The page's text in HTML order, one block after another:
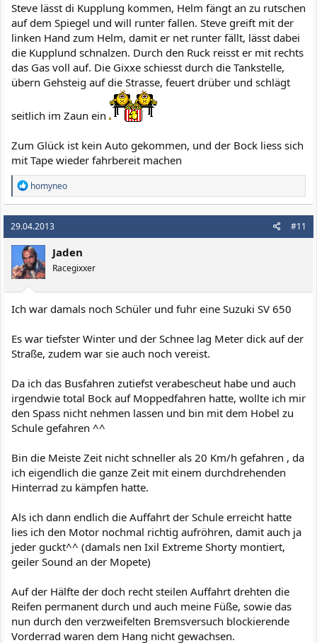
Steve lässt di Kupplung kommen, Helm fängt an zu rutschen
auf dem Spiegel und will runter fallen. Steve greift mit der
linken Hand zum Helm, damit er net runter fällt, lässt dabei
die Kupplund schnalzen. Durch den Ruck reisst er mit rechts
das Gas voll auf. Die Gixxe schiesst durch die Tankstelle,
übern Gehsteig auf die Strasse, feuert drüber und schlägt
seitlich im Zaun ein
Zum Glück ist kein Auto gekommen, und der Bock liess sich
mit Tape wieder fahrbereit machen
R
e
a
k
t
i
o
n
e
n
homyneo
29.04.2013 #11
Jaden
Racegixxer
Ich war damals noch Schüler und fuhr eine Suzuki SV 650
Es war tiefster Winter und der Schnee lag Meter dick auf der
Straße, zudem war sie auch noch vereist.
Da ich das Busfahren zutiefst verabescheut habe und auch
irgendwie total Bock auf Moppedfahren hatte, wollte ich mir
den Spass nicht nehmen lassen und bin mit dem Hobel zu
Schule gefahren ^^
Bin die Meiste Zeit nicht schneller als 20 Km/h gefahren , da
ich eigendlich die ganze Zeit mit einem durchdrehenden
Hinterrad zu kämpfen hatte.
Als ich dann endlich die Auffahrt der Schule erreicht hatte
lies ich den Motor nochmal richtig aufröhren, damit auch ja
jeder guckt^^ (damals nen Ixil Extreme Shorty montiert,
geiler Sound an der Mopete)
Auf der Hälfte der doch recht steilen Auffahrt drehten die
Reifen permanent durch und auch meine Füße, sowie das
nun durch den verzweifelten Bremsversuch blockierende
Vorderrad waren dem Hang nicht gewachsen.